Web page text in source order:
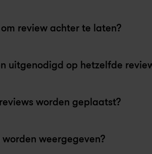
review achter te laten?
uitgenodigd op hetzelfde
worden geplaatst?
weergegeven?